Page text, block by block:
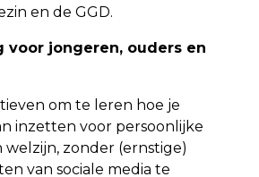
en de GGD.
voor jongeren, ouders en
om te leren hoe je
inzetten voor persoonlijke
zonder (ernstige)
van sociale media te